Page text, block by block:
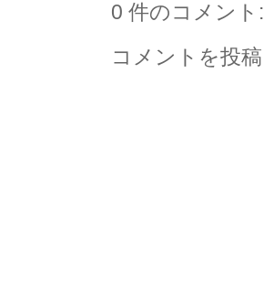
0 件のコメント:
コメントを投稿